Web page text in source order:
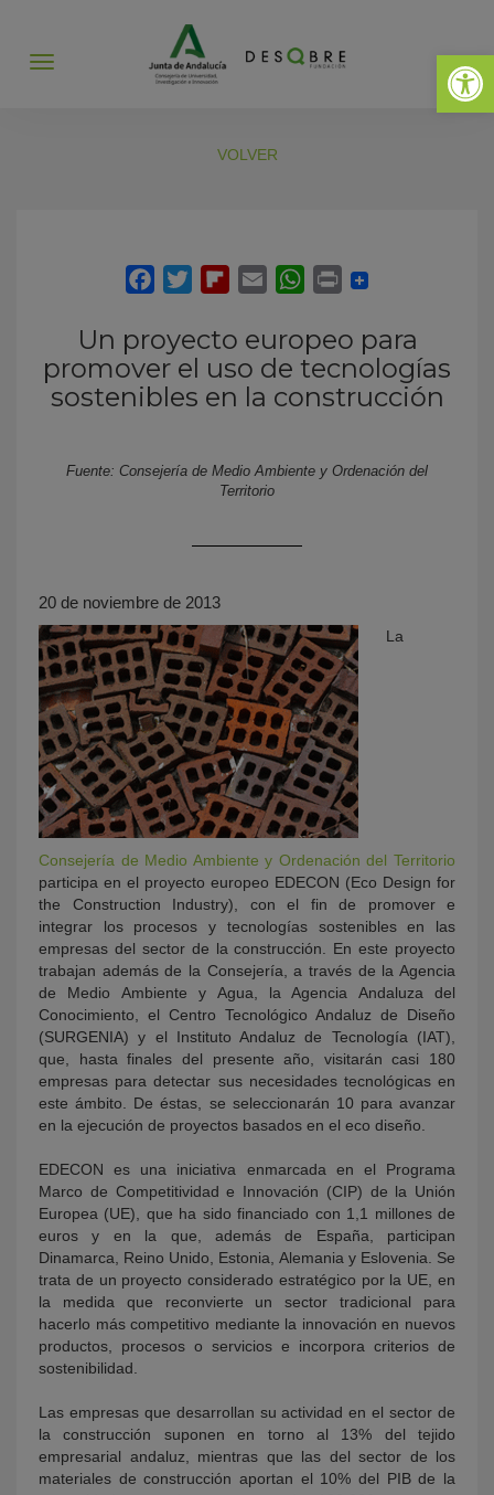
Abrir
Abrir
VOLVER
Un proyecto europeo para
promover el uso de tecnologías
sostenibles en la construcción
Fuente: Consejería de Medio Ambiente y Ordenación del
Territorio
20 de noviembre de 2013
La
Consejería de Medio Ambiente y Ordenación del Territorio
participa en el proyecto europeo EDECON (Eco Design for
the Construction Industry), con el fin de promover e
integrar los procesos y tecnologías sostenibles en las
empresas del sector de la construcción. En este proyecto
trabajan además de la Consejería, a través de la Agencia
de Medio Ambiente y Agua, la Agencia Andaluza del
Conocimiento, el Centro Tecnológico Andaluz de Diseño
(SURGENIA) y el Instituto Andaluz de Tecnología (IAT),
que, hasta finales del presente año, visitarán casi 180
empresas para detectar sus necesidades tecnológicas en
este ámbito. De éstas, se seleccionarán 10 para avanzar
en la ejecución de proyectos basados en el eco diseño.
EDECON es una iniciativa enmarcada en el Programa
Marco de Competitividad e Innovación (CIP) de la Unión
Europea (UE), que ha sido financiado con 1,1 millones de
euros y en la que, además de España, participan
Dinamarca, Reino Unido, Estonia, Alemania y Eslovenia. Se
trata de un proyecto considerado estratégico por la UE, en
la medida que reconvierte un sector tradicional para
hacerlo más competitivo mediante la innovación en nuevos
productos, procesos o servicios e incorpora criterios de
sostenibilidad.
Las empresas que desarrollan su actividad en el sector de
la construcción suponen en torno al 13% del tejido
empresarial andaluz, mientras que las del sector de los
materiales de construcción aportan el 10% del PIB de la